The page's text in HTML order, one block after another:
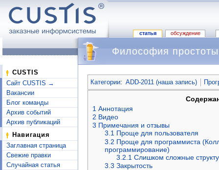
статья обсуждение
CUSTIS
Сайт CUSTIS →
Вакансии
Блог команды
Архив событий
Архив публикаций
Навигация
Заглавная страница
Свежие правки
Случайная статья
Философия
Категории: ADD-2011 (наша запись)
1 Аннотация
2 Видео
3 Примечания и отзывы
3.1 Проще для пользователя
3.2 Проще для программиста
программирование)
3.2.1 Слишком сложные
3.3 Закрытость